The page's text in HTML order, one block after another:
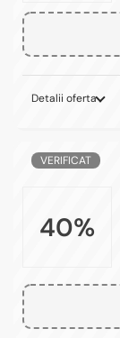
Detalii oferta
VERIFICAT
40%